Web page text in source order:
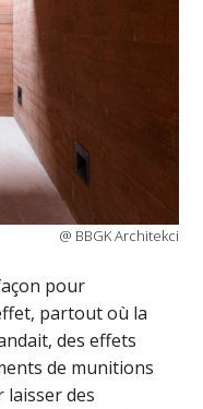
@ BBGK Architekci
pour
partout où la
des effets
de munitions
des